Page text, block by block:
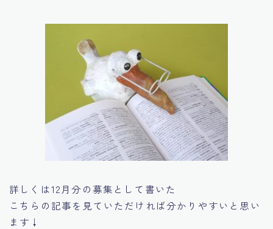
詳しくは12月分の募集として書いた
こちらの記事を見ていただければ分かりやすいと思い
ます↓